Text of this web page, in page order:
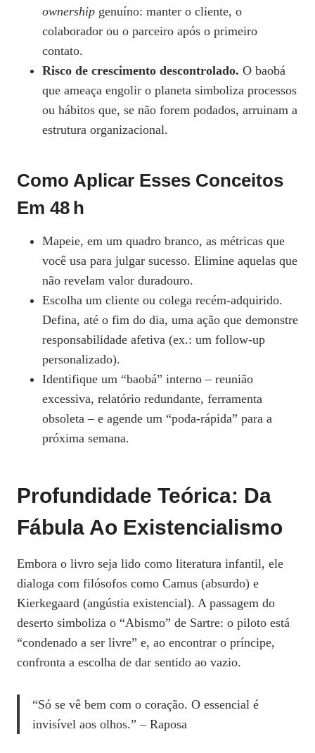
ownership genuíno: manter o cliente, o
colaborador ou o parceiro após o primeiro
contato.
Risco de crescimento descontrolado. O baobá
que ameaça engolir o planeta simboliza processos
ou hábitos que, se não forem podados, arruinam a
estrutura organizacional.
Como Aplicar Esses Conceitos
Em 48 H
Mapeie, em um quadro branco, as métricas que
você usa para julgar sucesso. Elimine aquelas que
não revelam valor duradouro.
Escolha um cliente ou colega recém‑adquirido.
Defina, até o fim do dia, uma ação que demonstre
responsabilidade afetiva (ex.: um follow‑up
personalizado).
Identifique um “baobá” interno – reunião
excessiva, relatório redundante, ferramenta
obsoleta – e agende um “poda‑rápida” para a
próxima semana.
Profundidade Teórica: Da
Fábula Ao Existencialismo
Embora o livro seja lido como literatura infantil, ele
dialoga com filósofos como Camus (absurdo) e
Kierkegaard (angústia existencial). A passagem do
deserto simboliza o “Abismo” de Sartre: o piloto está
“condenado a ser livre” e, ao encontrar o príncipe,
confronta a escolha de dar sentido ao vazio.
“Só se vê bem com o coração. O essencial é
invisível aos olhos.” – Raposa